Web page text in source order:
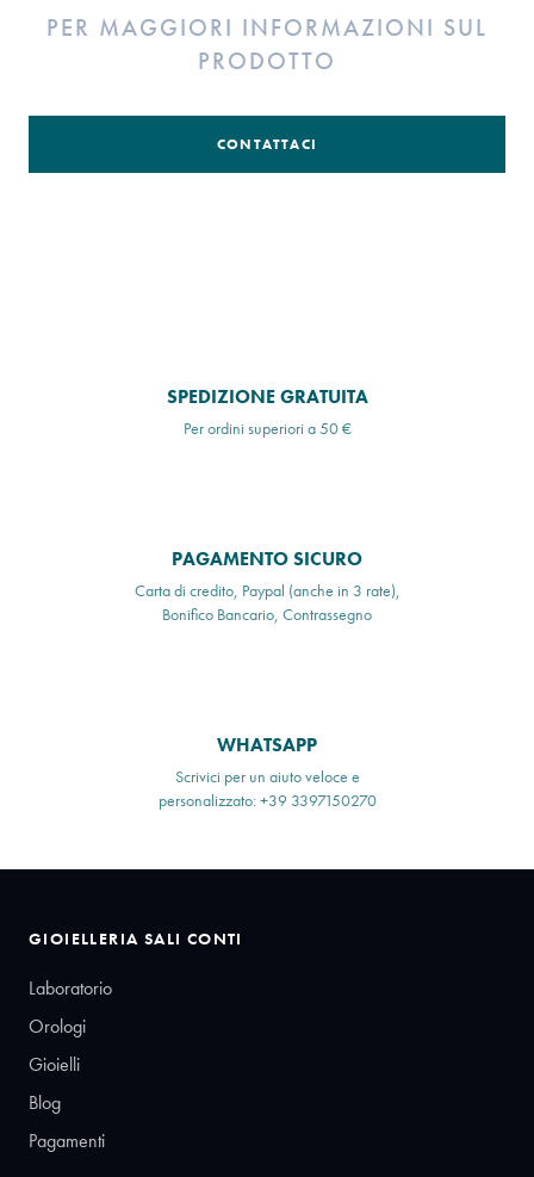
PER MAGGIORI INFORMAZIONI SUL
PRODOTTO
CONTATTACI
SPEDIZIONE GRATUITA
Per ordini superiori a 50 €
PAGAMENTO SICURO
Carta di credito, Paypal (anche in 3 rate),
Bonifico Bancario, Contrassegno
WHATSAPP
Scrivici per un aiuto veloce e
personalizzato: +39 3397150270
GIOIELLERIA SALI CONTI
Laboratorio
Orologi
Gioielli
Blog
Pagamenti